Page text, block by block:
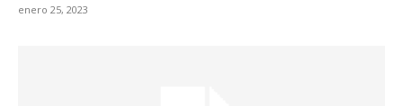
enero 25, 2023